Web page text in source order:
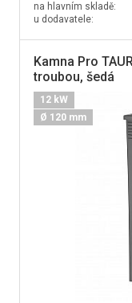
na hlavním skladě:
u dodavatele:
Kamna Pro
troubou, šedá
12 kW
Ø 120 mm